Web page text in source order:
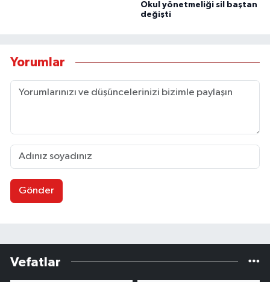
Okul yönetmeliği sil baştan
değişti
Yorumlar
Gönder
Vefatlar